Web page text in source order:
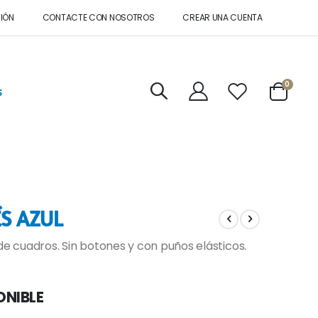
CONTACTE CON NOSOTROS CREAR UNA CUENTA
Cart
0
AZUL
cuadros. Sin botones y con puños elásticos.